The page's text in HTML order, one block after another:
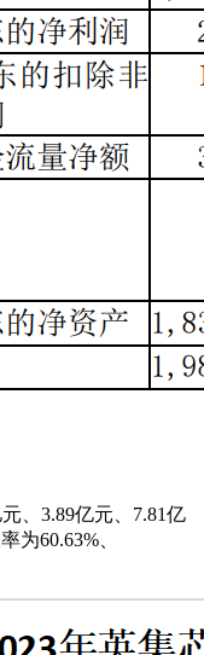
、3.89亿元、7.81亿
为60.63%、